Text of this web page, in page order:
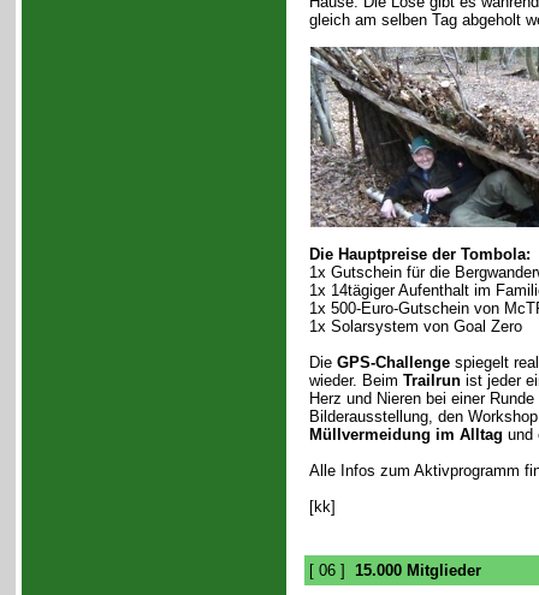
gleich am selben Tag abgeholt
Die Hauptpreise der Tombola:
1x Gutschein für die
1x 14tägiger Aufenthalt im
1x 500-Euro-Gutschein von
1x Solarsystem von Goal Zero
Die GPS-Challengespiegelt
wieder. Beim Trailrunist jeder
Herz und Nieren bei einer
Bilderausstellung, den
Müllvermeidung im Alltag und
Alle Infos zum Aktivprogramm
[kk]
[ 06 ] 15.000 Mitglieder